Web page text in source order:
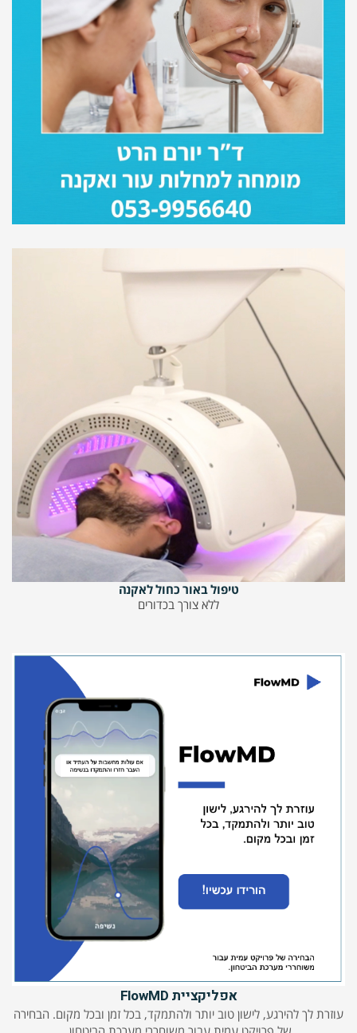
טיפול באור כחול לאקנה
ללא צורך בכדורים
אפליקציית FlowMD
עוזרת לך להירגע, לישון טוב יותר ולהתמקד, בכל זמן ובכל מקום. הבחירה